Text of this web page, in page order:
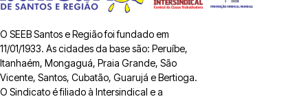
O SEEB Santos e Região foi fundado em
11/01/1933. As cidades da base são: Peruíbe,
Itanhaém, Mongaguá, Praia Grande, São
Vicente, Santos, Cubatão, Guarujá e Bertioga.
O Sindicato é filiado à Intersindical e a